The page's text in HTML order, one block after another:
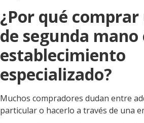
¿Por qué
de segunda mano
establecimiento
especializado?
Muchos compradores dudan entre
particular o hacerlo a través de una